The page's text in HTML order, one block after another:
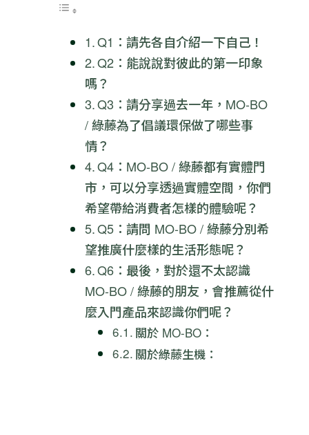
Q1：請先各自介紹一下自己！
Q2：能說說對彼此的第一印象
嗎？
Q3：請分享過去一年，MO-BO
/ 綠藤為了倡議環保做了哪些事
情？
Q4：MO-BO / 綠藤都有實體門
市，可以分享透過實體空間，你們
希望帶給消費者怎樣的體驗呢？
Q5：請問 MO-BO / 綠藤分別希
望推廣什麼樣的生活形態呢？
Q6：最後，對於還不太認識
MO-BO / 綠藤的朋友，會推薦從什
麼入門產品來認識你們呢？
關於 MO-BO：
關於綠藤生機：